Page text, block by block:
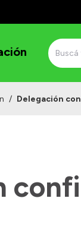
/ Delegación